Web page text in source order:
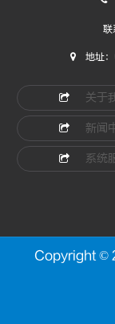
联
地址
关于
新闻
系统
Copyright ©